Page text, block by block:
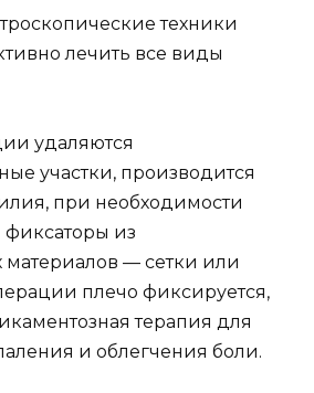
техники
лечить все виды
удаляются
участки, производится
при необходимости
фиксаторы из
— сетки или
плечо фиксируется,
терапия для
и облегчения боли.